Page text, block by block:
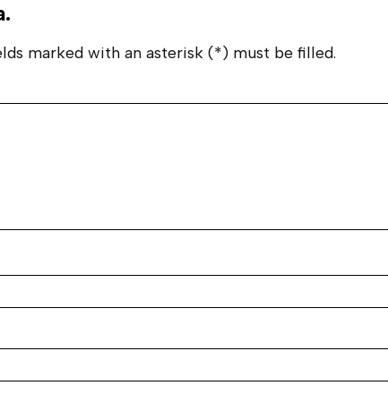
marked with an asterisk (*) must be filled.